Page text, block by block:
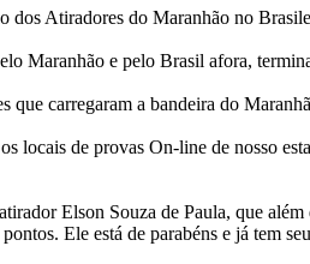
dos Atiradores do Maranhão no
Maranhão e pelo Brasil afora,
que carregaram a bandeira do
locais de provas On-line de nosso
Elson Souza de Paula, que
Ele está de parabéns e já tem